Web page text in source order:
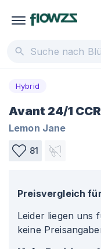
Hybrid
Avant 24/1 CCR
Lemon Jane
81
Preisvergleich für
Leider liegen uns
keine